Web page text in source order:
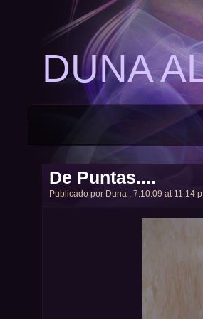
DUNA
De Puntas....
Publicado por Duna , 7.10.09 at 11:14